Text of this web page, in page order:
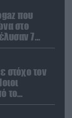
που
στο
7
στόχο τον
το